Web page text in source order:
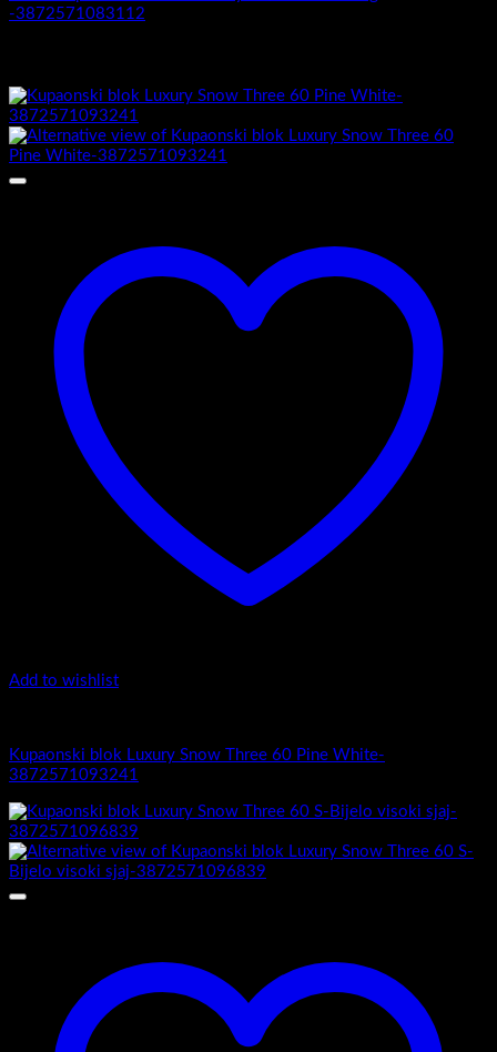
-3872571083112
Add to wishlist
Kupaonski blok Luxury Snow Three 60 Pine White-
3872571093241